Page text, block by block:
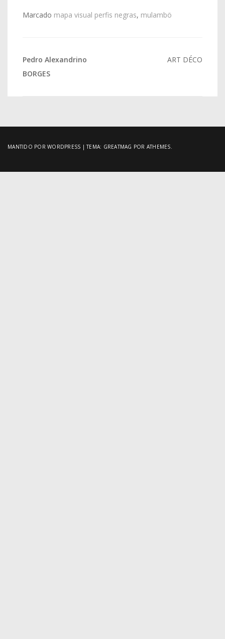
Marcado mapa visual perfis negras, mulambö
Navegação
de
Pedro Alexandrino
BORGES
ART DÉCO
MANTIDO POR WORDPRESS |TEMA: GREATMAG POR ATHEMES.